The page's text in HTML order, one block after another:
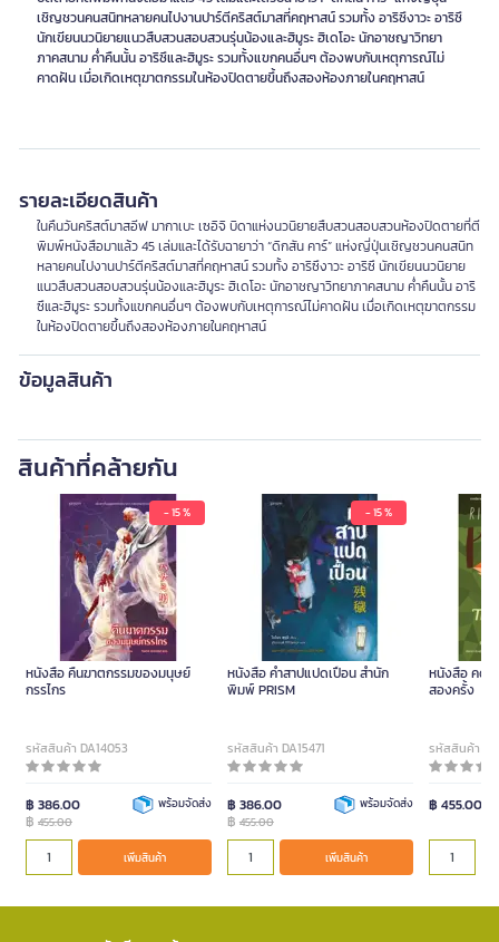
เชิญชวนคนสนิทหลายคนไปงานปาร์ตีคริสต์มาสที่คฤหาสน์ รวมทั้ง อาริซึงาวะ อาริซึ
นักเขียนนวนิยายแนวสืบสวนสอบสวนรุ่นน้องและฮิมูระ ฮิเดโอะ นักอาชญาวิทยา
ภาคสนาม ค่ำคืนนั้น อาริซึและฮิมูระ รวมทั้งแขกคนอื่นๆ ต้องพบกับเหตุการณ์ไม่
คาดฝัน เมื่อเกิดเหตุฆาตกรรมในห้องปิดตายขึ้นถึงสองห้องภายในคฤหาสน์
รายละเอียดสินค้า
ในคืนวันคริสต์มาสอีฟ มากาเบะ เซอิจิ บิดาแห่งนวนิยายสืบสวนสอบสวนห้องปิดตายที่ตี
พิมพ์หนังสือมาแล้ว 45 เล่มและได้รับฉายาว่า “ดิกสัน คาร์” แห่งญี่ปุ่นเชิญชวนคนสนิท
หลายคนไปงานปาร์ตีคริสต์มาสที่คฤหาสน์ รวมทั้ง อาริซึงาวะ อาริซึ นักเขียนนวนิยาย
แนวสืบสวนสอบสวนรุ่นน้องและฮิมูระ ฮิเดโอะ นักอาชญาวิทยาภาคสนาม ค่ำคืนนั้น อาริ
ซึและฮิมูระ รวมทั้งแขกคนอื่นๆ ต้องพบกับเหตุการณ์ไม่คาดฝัน เมื่อเกิดเหตุฆาตกรรม
ในห้องปิดตายขึ้นถึงสองห้องภายในคฤหาสน์
ข้อมูลสินค้า
สินค้าที่คล้ายกัน
- 15 %
หนังสือ คืนฆาตกรรมของมนุษย์
กรรไกร
รหัสสินค้า DA14053
฿ 386.00
฿ 455.00
พร้อมจัดส่ง
เพิ่มสินค้า
- 15 %
หนังสือ คําสาปแปดเปื้อน สำนัก
พิมพ์ PRISM
รหัสสินค้า DA15471
฿ 386.00
฿ 455.00
พร้อมจัดส่ง
เพิ่มสินค้า
หนังสือ คดีฆ
สองครั้ง
รหัสสินค้า
฿ 455.00